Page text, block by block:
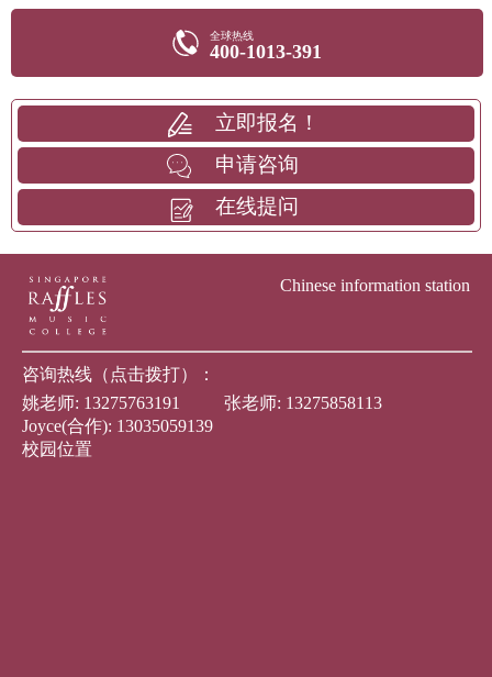
全球热线
400-1013-391
立即报名！
申请咨询
在线提问
Chinese information station
咨询热线（点击拨打）：
姚老师: 13275763191 张老师: 13275858113
Joyce(合作): 13035059139
校园位置